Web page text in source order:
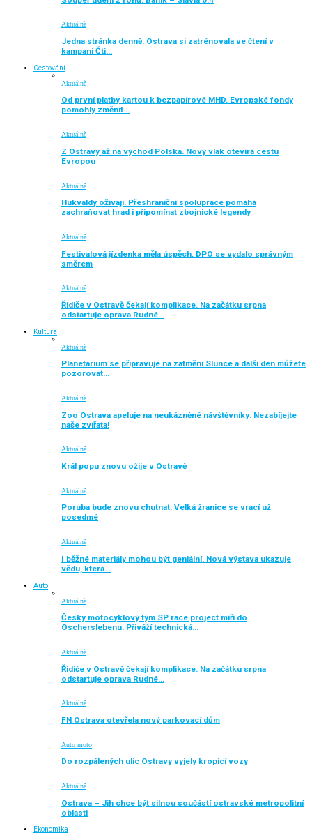
Aktuálně
Jedna stránka denně. Ostrava si zatrénovala ve čtení v
kampani Čti…
Cestování
Aktuálně
Od první platby kartou k bezpapírové MHD. Evropské fondy
pomohly změnit…
Aktuálně
Z Ostravy až na východ Polska. Nový vlak otevírá cestu
Evropou
Aktuálně
Hukvaldy ožívají. Přeshraniční spolupráce pomáhá
zachraňovat hrad i připomínat zbojnické legendy
Aktuálně
Festivalová jízdenka měla úspěch. DPO se vydalo správným
směrem
Aktuálně
Řidiče v Ostravě čekají komplikace. Na začátku srpna
odstartuje oprava Rudné…
Kultura
Aktuálně
Planetárium se připravuje na zatmění Slunce a další den můžete
pozorovat…
Aktuálně
Zoo Ostrava apeluje na neukázněné návštěvníky: Nezabíjejte
naše zvířata!
Aktuálně
Král popu znovu ožije v Ostravě
Aktuálně
Poruba bude znovu chutnat. Velká žranice se vrací už
posedmé
Aktuálně
I běžné materiály mohou být geniální. Nová výstava ukazuje
vědu, která…
Auto
Aktuálně
Český motocyklový tým SP race project míří do
Oscherslebenu. Přiváží technická…
Aktuálně
Řidiče v Ostravě čekají komplikace. Na začátku srpna
odstartuje oprava Rudné…
Aktuálně
FN Ostrava otevřela nový parkovací dům
Auto moto
Do rozpálených ulic Ostravy vyjely kropicí vozy
Aktuálně
Ostrava – Jih chce být silnou součástí ostravské metropolitní
oblasti
Ekonomika